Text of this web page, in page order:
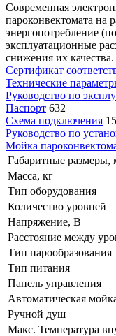
Современная
пароконвектомата на
энергопотребление
эксплуатационные
снижения их
Сертификат
Технические
Руководство по
Паспорт 632
Схема подключения
Руководство по
Мойка
Габаритные размеры,
Масса, кг
Тип оборудования
Количество уровней
Напряжение, В
Расстояние между
Тип парообразования
Тип питания
Панель управления
Автоматическая
Ручной душ
Макс. Температура